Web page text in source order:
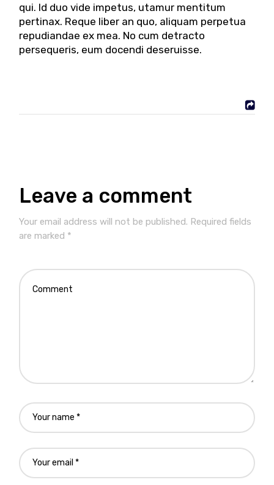
qui. Id duo vide impetus, utamur mentitum
pertinax. Reque liber an quo, aliquam perpetua
repudiandae ex mea. No cum detracto
persequeris, eum docendi deseruisse.
Leave a comment
Your email address will not be published. Required fields
are marked *